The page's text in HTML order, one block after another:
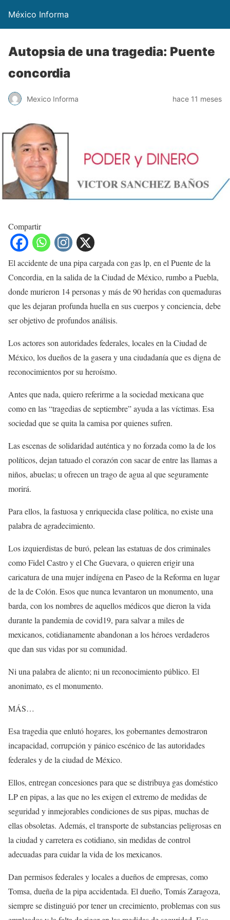
México Informa
Autopsia de una tragedia: Puente
concordia
Mexico Informa hace 11 meses
Compartir
El accidente de una pipa cargada con gas lp, en el Puente de la
Concordia, en la salida de la Ciudad de México, rumbo a Puebla,
donde murieron 14 personas y más de 90 heridas con quemaduras
que les dejaran profunda huella en sus cuerpos y conciencia, debe
ser objetivo de profundos análisis.
Los actores son autoridades federales, locales en la Ciudad de
México, los dueños de la gasera y una ciudadanía que es digna de
reconocimientos por su heroísmo.
Antes que nada, quiero referirme a la sociedad mexicana que
como en las “tragedias de septiembre” ayuda a las víctimas. Esa
sociedad que se quita la camisa por quienes sufren.
Las escenas de solidaridad auténtica y no forzada como la de los
políticos, dejan tatuado el corazón con sacar de entre las llamas a
niños, abuelas; u ofrecen un trago de agua al que seguramente
morirá.
Para ellos, la fastuosa y enriquecida clase política, no existe una
palabra de agradecimiento.
Los izquierdistas de buró, pelean las estatuas de dos criminales
como Fidel Castro y el Che Guevara, o quieren erigir una
caricatura de una mujer indígena en Paseo de la Reforma en lugar
de la de Colón. Esos que nunca levantaron un monumento, una
barda, con los nombres de aquellos médicos que dieron la vida
durante la pandemia de covid19, para salvar a miles de
mexicanos, cotidianamente abandonan a los héroes verdaderos
que dan sus vidas por su comunidad.
Ni una palabra de aliento; ni un reconocimiento público. El
anonimato, es el monumento.
MÁS…
Esa tragedia que enlutó hogares, los gobernantes demostraron
incapacidad, corrupción y pánico escénico de las autoridades
federales y de la ciudad de México.
Ellos, entregan concesiones para que se distribuya gas doméstico
LP en pipas, a las que no les exigen el extremo de medidas de
seguridad y inmejorables condiciones de sus pipas, muchas de
ellas obsoletas. Además, el transporte de substancias peligrosas en
la ciudad y carretera es cotidiano, sin medidas de control
adecuadas para cuidar la vida de los mexicanos.
Dan permisos federales y locales a dueños de empresas, como
Tomsa, dueña de la pipa accidentada. El dueño, Tomás Zaragoza,
siempre se distinguió por tener un crecimiento, problemas con sus